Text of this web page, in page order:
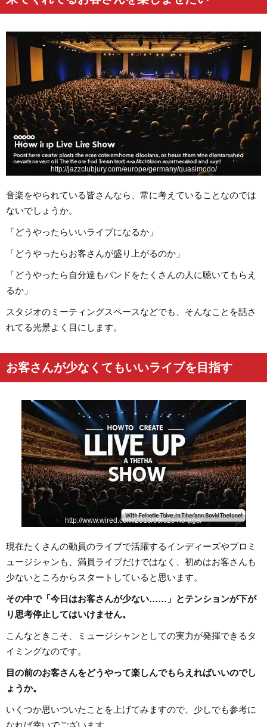
http://jazzclubjury.com/europe/germany/quasimodo/
音楽をやられている皆さんなら、常に考えていることなのでは
ないでしょうか。
「どうやったらいいライブになるか」
「どうやったらお客さんが盛り上がるのか」
「どうやったら自分達もバンドをたくさんの人に聴いてもらえ
るか」
スタジオのミーティングスペースなどでも、そんなことを話さ
れてる光景よく目にします。
お客さんが少なくてもいいライブを目指す
http://www.wired.com/2013/09/s2s-no-age/
現在たくさんの動員のライブで活躍するインディーズやプロミ
ュージシャンも、満員ライブだけではなく、初めはお客さんも
少ないところからスタートしていると思います。
その中で「今日はお客さんが少ない……」とテンションが下が
り思考停止してはいけません。
こんなときこそ、ミュージシャンとしての実力が発揮できるタ
イミングなのです。
目の前のお客さんをどうやって楽しんでもらえればいいのでし
ょうか。
いくつか思いついたことを上げてみますので、少しでも参考に
なれば幸いでございます。